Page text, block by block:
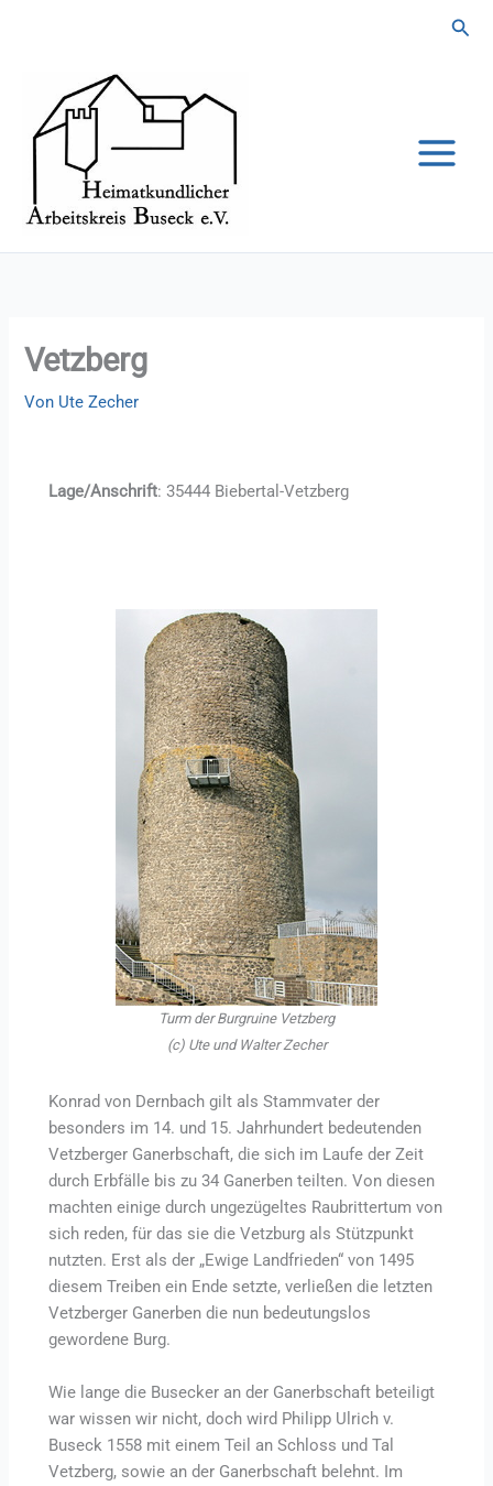
Vetzberg
Von Ute Zecher
Lage/Anschrift: 35444 Biebertal-Vetzberg
Turm der Burgruine Vetzberg
(c) Ute und Walter Zecher
Konrad von Dernbach gilt als Stammvater der
besonders im 14. und 15. Jahrhundert bedeutenden
Vetzberger Ganerbschaft, die sich im Laufe der Zeit
durch Erbfälle bis zu 34 Ganerben teilten. Von diesen
machten einige durch ungezügeltes Raubrittertum von
sich reden, für das sie die Vetzburg als Stützpunkt
nutzten. Erst als der „Ewige Landfrieden“ von 1495
diesem Treiben ein Ende setzte, verließen die letzten
Vetzberger Ganerben die nun bedeutungslos
gewordene Burg.
Wie lange die Busecker an der Ganerbschaft beteiligt
war wissen wir nicht, doch wird Philipp Ulrich v.
Buseck 1558 mit einem Teil an Schloss und Tal
Vetzberg, sowie an der Ganerbschaft belehnt. Im